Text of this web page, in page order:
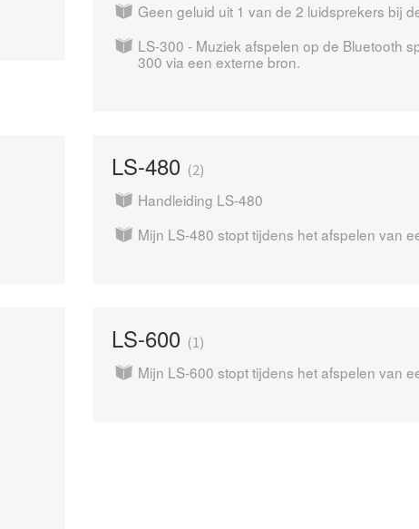
Geen geluid uit 1 van de 2 luidsprekers bij
LS-300 - Muziek afspelen op de Bluetooth
300 via een externe bron.
LS-480 2
Handleiding LS-480
Mijn LS-480 stopt tijdens het afspelen van
LS-600 1
Mijn LS-600 stopt tijdens het afspelen van